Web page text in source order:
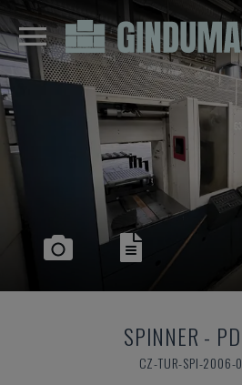
SPINNER -
CZ-TUR-SPI-2006-